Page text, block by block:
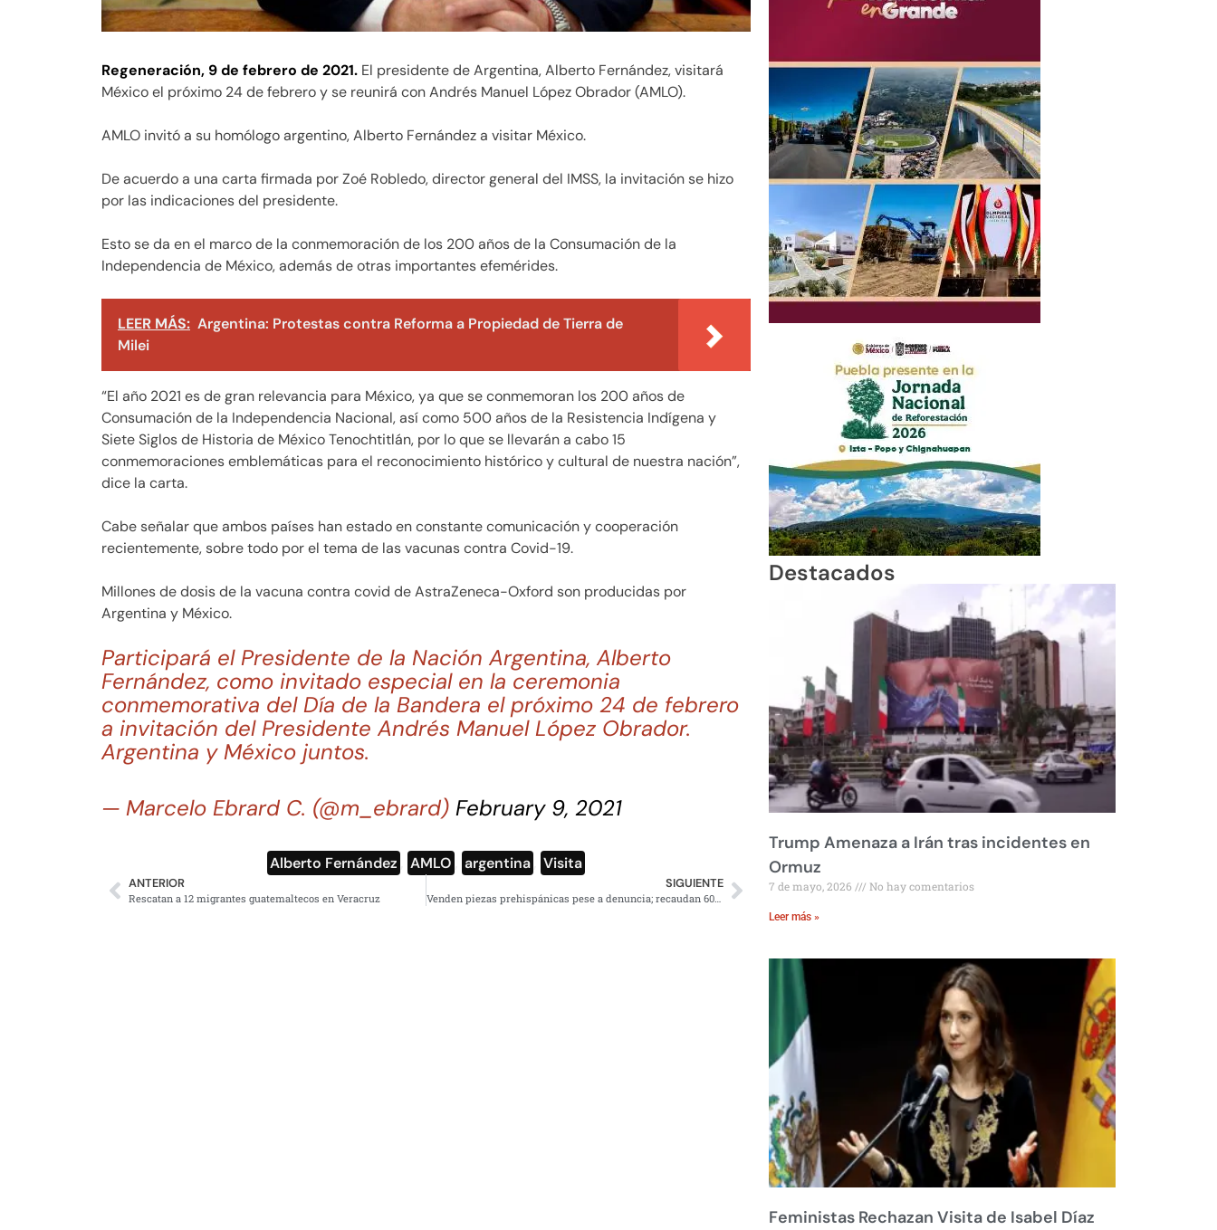
Regeneración, 9 de febrero de 2021. El presidente de Argentina, Alberto Fernández, visitará
México el próximo 24 de febrero y se reunirá con Andrés Manuel López Obrador (AMLO).
AMLO invitó a su homólogo argentino, Alberto Fernández a visitar México.
De acuerdo a una carta firmada por Zoé Robledo, director general del IMSS, la invitación se hizo
por las indicaciones del presidente.
Esto se da en el marco de la conmemoración de los 200 años de la Consumación de la
Independencia de México, además de otras importantes efemérides.
LEER MÁS: Argentina: Protestas contra Reforma a Propiedad de Tierra de
Milei
“El año 2021 es de gran relevancia para México, ya que se conmemoran los 200 años de
Consumación de la Independencia Nacional, así como 500 años de la Resistencia Indígena y
Siete Siglos de Historia de México Tenochtitlán, por lo que se llevarán a cabo 15
conmemoraciones emblemáticas para el reconocimiento histórico y cultural de nuestra nación”,
dice la carta.
Cabe señalar que ambos países han estado en constante comunicación y cooperación
recientemente, sobre todo por el tema de las vacunas contra Covid-19.
Millones de dosis de la vacuna contra covid de AstraZeneca-Oxford son producidas por
Argentina y México.
Participará el Presidente de la Nación Argentina, Alberto
Fernández, como invitado especial en la ceremonia
conmemorativa del Día de la Bandera el próximo 24 de febrero
a invitación del Presidente Andrés Manuel López Obrador.
Argentina y México juntos.
— Marcelo Ebrard C. (@m_ebrard) February 9, 2021
Alberto Fernández AMLO argentina Visita
ANTERIOR
Rescatan a 12 migrantes guatemaltecos en Veracruz
SIGUIENTE
Venden piezas prehispánicas pese a denuncia; recaudan 60MDP
Destacados
Trump Amenaza a Irán tras incidentes en
Ormuz
7 de mayo, 2026 No hay comentarios
Leer más »
Feministas Rechazan Visita de Isabel Díaz